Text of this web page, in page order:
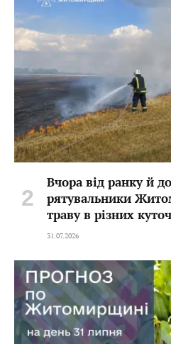
Вчора від ранку й
рятувальники
траву в різних
31.07.2026